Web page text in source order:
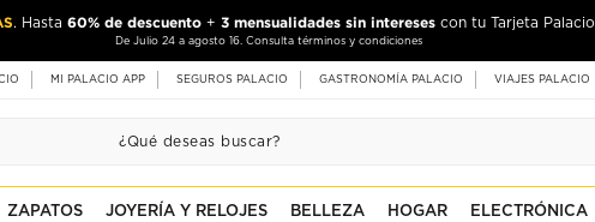
. Hasta 60% de descuento + 3 mensualidades sin intereses con tu Tarjeta Palacio
De Julio 24 a agosto 16. Consulta términos y condiciones
MI PALACIO APP SEGUROS PALACIO GASTRONOMÍA PALACIO VIAJES PALACIO
ZAPATOS JOYERÍA Y RELOJES BELLEZA HOGAR ELECTRÓNICA